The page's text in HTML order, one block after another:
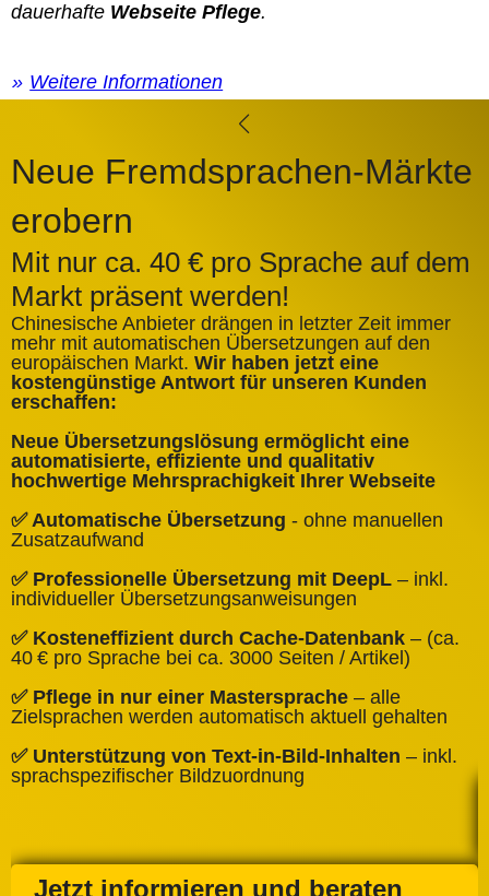
dauerhafte Webseite Pflege.
Weitere Informationen
Neue Fremdsprachen-Märkte
erobern
Mit nur ca. 40 € pro Sprache auf dem
Markt präsent werden!
Chinesische Anbieter drängen in letzter Zeit immer
mehr mit automatischen Übersetzungen auf den
europäischen Markt. Wir haben jetzt eine
kostengünstige Antwort für unseren Kunden
erschaffen:
Neue Übersetzungslösung ermöglicht eine
automatisierte, effiziente und qualitativ
hochwertige Mehrsprachigkeit Ihrer Webseite
✅ Automatische Übersetzung - ohne manuellen
Zusatzaufwand
✅ Professionelle Übersetzung mit DeepL – inkl.
individueller Übersetzungsanweisungen
✅ Kosteneffizient durch Cache‑Datenbank – (ca.
40 € pro Sprache bei ca. 3000 Seiten / Artikel)
✅ Pflege in nur einer Mastersprache – alle
Zielsprachen werden automatisch aktuell gehalten
✅ Unterstützung von Text‑in‑Bild‑Inhalten – inkl.
sprachspezifischer Bildzuordnung
Jetzt informieren und beraten